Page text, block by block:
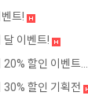
트!
이벤트!
할인 이벤트...
할인 기획전